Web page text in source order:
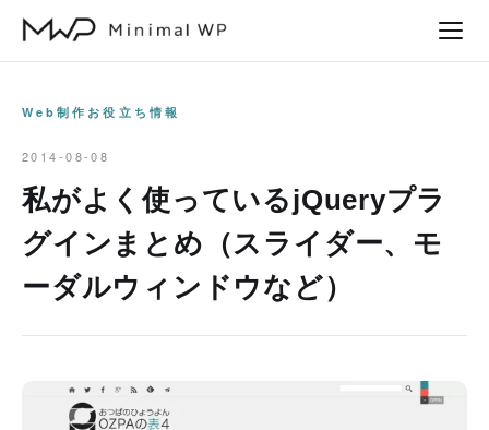
Web制作お役立ち情報
2014-08-08
私がよく使っているjQueryプラ
グインまとめ（スライダー、モ
ーダルウィンドウなど）